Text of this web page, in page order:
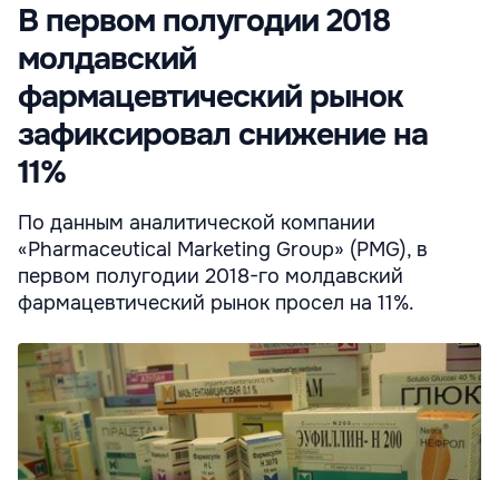
В первом полугодии 2018
молдавский
фармацевтический рынок
зафиксировал снижение на
11%
По данным аналитической компании
«Pharmaceutical Marketing Group» (PMG), в
первом полугодии 2018-го молдавский
фармацевтический рынок просел на 11%.